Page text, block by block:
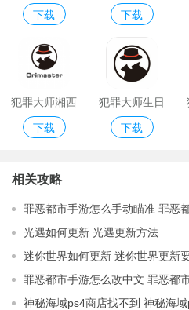
最新版
下载 版
下载
犯罪大师湘西
赶尸手机游戏
下载
犯罪大师生日
红包手游版
下载
相关攻略
罪恶都市手游怎么手动瞄准 罪恶
光遇如何更新 光遇更新方法
迷你世界如何更新 迷你世界更新
罪恶都市手游怎么改中文 罪恶都
神秘海域ps4商店找不到 神秘海